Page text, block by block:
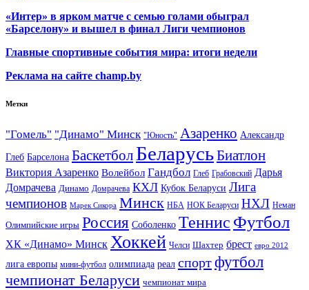
«Интер» в ярком матче с семью голами обыграл
«Барселону» и вышел в финал Лиги чемпионов
Главные спортивные события мира: итоги недели
Реклама на сайте champ.by
Метки
"Гомель" "Динамо" Минск "Юность" Азаренко Александр
Глеб Барселона Баскетбол БеларусьБиатлон
Виктория Азаренко Волейбол Гандбол Глеб Грабовский Дарья
Домрачева Динамо Домрачева КХЛ Кубок Беларуси Лига
чемпионов Марек Сикора Минск НБА НОК Беларуси НХЛ Неман
Олимпийские игры Россия Соболенко Теннис Футбол
ХК «Динамо» Минск Хоккей Челси Шахтер брест евро 2012
лига европы мини-футбол олимпиада реал спортфутбол
чемпионат Беларуси чемпионат мира